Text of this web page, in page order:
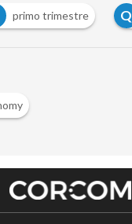
primo trimestre Q